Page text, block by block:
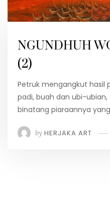
NGUNDHUH
(2)
Petruk mengangkut hasil
padi, buah dan ubi-ubian,
binatang piaraannya
by HERJAKA ART